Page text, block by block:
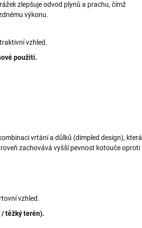
zlepšuje odvod plynů a prachu, čímž
výkonu.
vzhled.
použití.
vrtání a důlků (dimpled design), která
zachovává vyšší pevnost kotouče oproti
vzhled.
těžký terén).